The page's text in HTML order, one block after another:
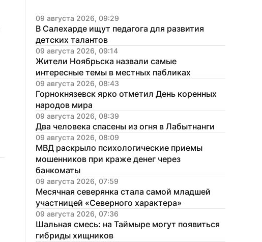
09 августа 2026, 09:29
В Салехарде ищут педагога для развития
детских талантов
09 августа 2026, 09:14
Жители Ноябрьска назвали самые
интересные темы в местных пабликах
09 августа 2026, 08:43
Горнокнязевск ярко отметил День коренных
народов мира
09 августа 2026, 08:39
Два человека спасены из огня в Лабытнанги
09 августа 2026, 08:09
МВД раскрыло психологические приемы
мошенников при краже денег через
банкоматы
09 августа 2026, 07:59
Месячная северянка стала самой младшей
участницей «Северного характера»
09 августа 2026, 07:36
Шальная смесь: на Таймыре могут появиться
гибриды хищников